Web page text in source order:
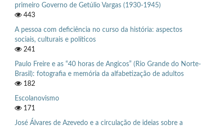
primeiro Governo de Getúlio Vargas (1930-1945)
443
A pessoa com deficiência no curso da história: aspectos
sociais, culturais e políticos
241
Paulo Freire e as “40 horas de Angicos” (Rio Grande do Norte-
Brasil): fotografia e memória da alfabetização de adultos
182
Escolanovismo
171
José Álvares de Azevedo e a circulação de ideias sobre a